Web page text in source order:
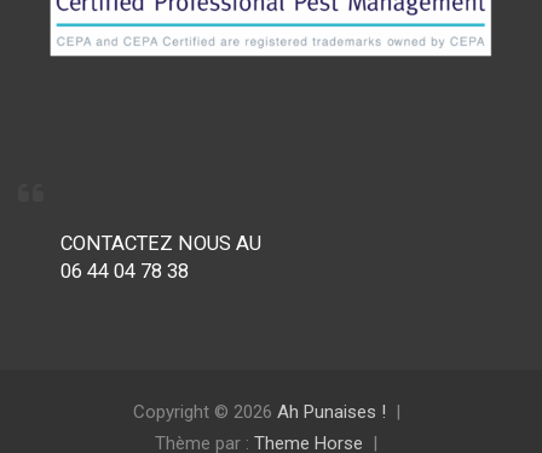
CONTACTEZ NOUS AU
06 44 04 78 38
Copyright © 2026 Ah Punaises !
Thème par : Theme Horse